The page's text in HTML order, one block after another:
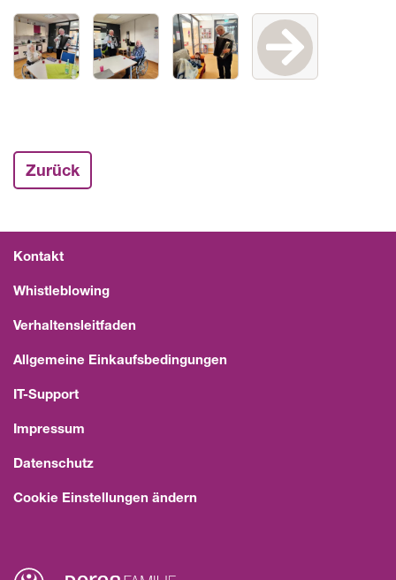
Zurück
Kontakt
Whistleblowing
Verhaltensleitfaden
Allgemeine Einkaufsbedingungen
IT-Support
Impressum
Datenschutz
Cookie Einstellungen ändern